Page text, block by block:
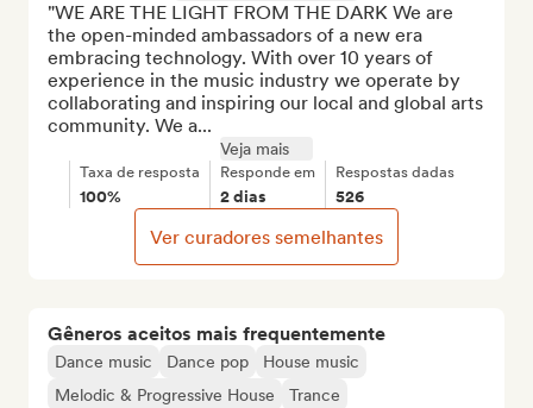
Gêneros aceitos mais frequentemente
Dance music Dance pop
House music
Melodic & Progressive House
Trance
"WE ARE THE LIGHT FROM THE DARK We are
the open-minded ambassadors of a new era
embracing technology. With over 10 years of
experience in the music industry we operate by
collaborating and inspiring our local and global arts
community. We a...
Veja mais
Taxa de resposta
100%
Responde em
2 dias
Respostas dadas
526
Ver curadores semelhantes